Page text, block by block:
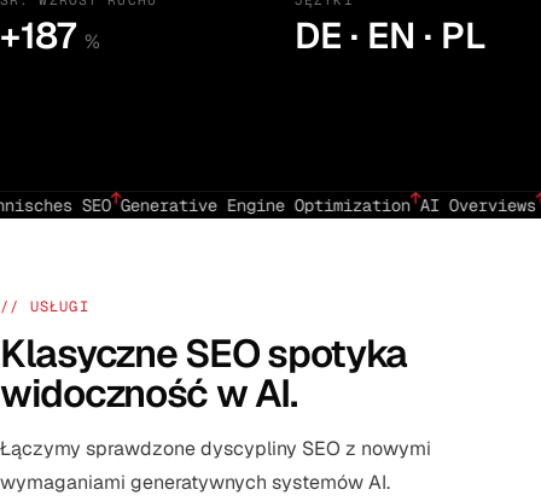
+187 % DE · EN · PL
SEO Generative Engine Optimization AI Overviews
// USŁUGI
Klasyczne SEO spotyka
widoczność w AI.
Łączymy sprawdzone dyscypliny SEO z nowymi
wymaganiami generatywnych systemów AI.